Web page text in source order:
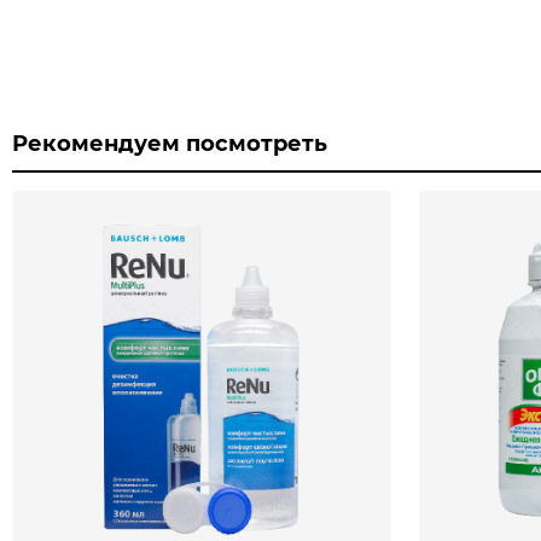
Рекомендуем посмотреть